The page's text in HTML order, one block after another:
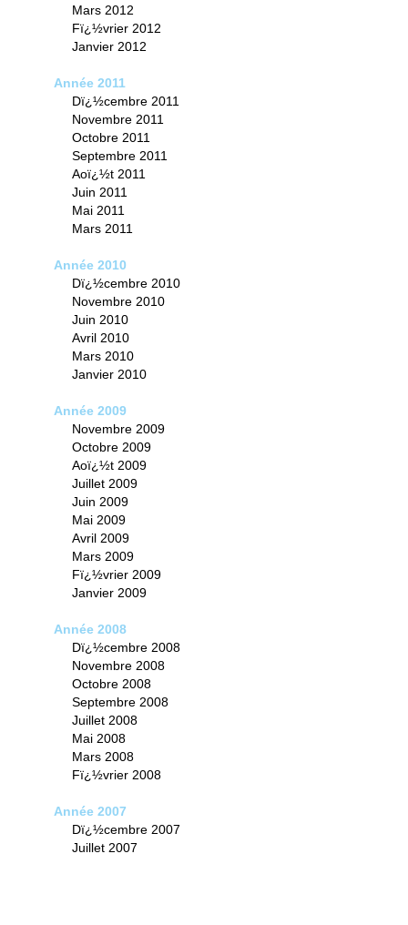
Mars 2012
Fï¿½vrier 2012
Janvier 2012
Année 2011
Dï¿½cembre 2011
Novembre 2011
Octobre 2011
Septembre 2011
Aoï¿½t 2011
Juin 2011
Mai 2011
Mars 2011
Année 2010
Dï¿½cembre 2010
Novembre 2010
Juin 2010
Avril 2010
Mars 2010
Janvier 2010
Année 2009
Novembre 2009
Octobre 2009
Aoï¿½t 2009
Juillet 2009
Juin 2009
Mai 2009
Avril 2009
Mars 2009
Fï¿½vrier 2009
Janvier 2009
Année 2008
Dï¿½cembre 2008
Novembre 2008
Octobre 2008
Septembre 2008
Juillet 2008
Mai 2008
Mars 2008
Fï¿½vrier 2008
Année 2007
Dï¿½cembre 2007
Juillet 2007